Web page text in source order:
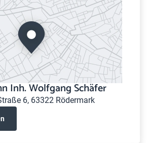
Inh. Wolfgang Schäfer
6, 63322 Rödermark